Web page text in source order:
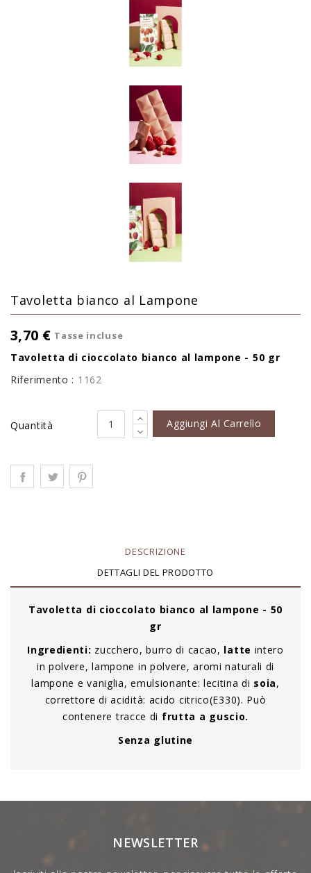
Tavoletta bianco al Lampone
3,70 € Tasse incluse
Tavoletta di cioccolato bianco al lampone - 50 gr
Riferimento : 1162
Quantità Aggiungi Al Carrello
DESCRIZIONE
DETTAGLI DEL PRODOTTO
Tavoletta di cioccolato bianco al lampone - 50
gr
Ingredienti: zucchero, burro di cacao, latte intero
in polvere, lampone in polvere, aromi naturali di
lampone e vaniglia, emulsionante: lecitina di soia,
correttore di acidità: acido citrico(E330). Può
contenere tracce di frutta a guscio.
Senza glutine
NEWSLETTER